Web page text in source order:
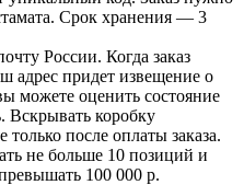
Срок хранения — 3
России. Когда заказ
адрес придет извещение о
можете оценить состояние
Вскрывать коробку
после оплаты заказа.
не больше 10 позиций и
100 000 р.